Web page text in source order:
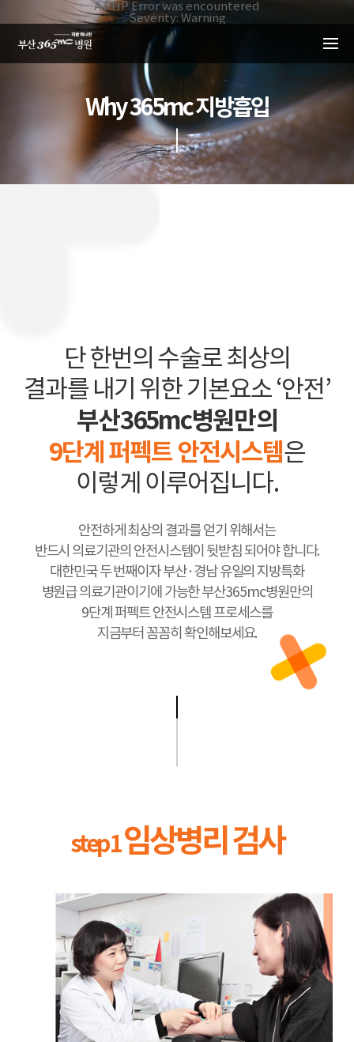
A PHP Error was encountered
Severity: Warning
Message: Invalid argument supplied for foreach()
Filename: _inc/header_body.php
Line Number: 34
Backtrace:
File:
/home/suction/public_html/application/views/mobile/
Line: 34
Function: _error_handler
File:
/home/suction/public_html/application/views/mobile/
Line: 401
Function: include
File:
/home/suction/public_html/application/core/
본문 바로가기
Why 365mc 지방흡입
단 한번의 수술로 최상의
결과를 내기 위한 기본요소 ‘안전’
부산365mc병원만의
9단계 퍼펙트 안전시스템은
이렇게 이루어집니다.
안전하게 최상의 결과를 얻기 위해서는
반드시 의료기관의 안전시스템이 뒷받침 되어야 합니다.
대한민국 두 번째이자 부산·경남 유일의 지방특화
병원급 의료기관이기에 가능한 부산365mc병원만의
9단계 퍼펙트 안전시스템 프로세스를
지금부터 꼼꼼히 확인해보세요.
step 1임상병리 검사